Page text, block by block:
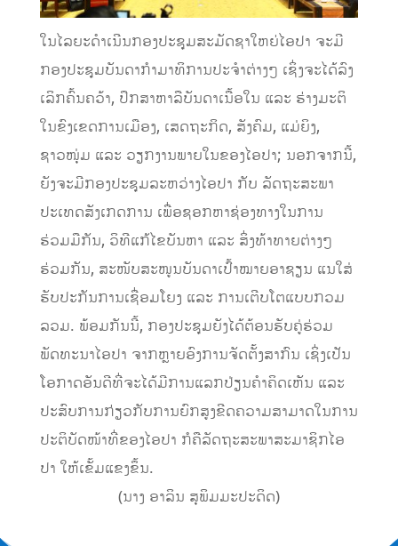
ໃນໄລຍະດໍາເນີນກອງປະຊຸມສະມັດຊາໃຫຍ່ໄອປາ ຈະມີ
ກອງປະຊຸມບັນດາກຳມາທິການປະຈຳຕ່າງໆ ເຊິ່ງຈະໄດ້ລົງ
ເລິກຄົ້ນຄວ້າ, ປຶກສາຫາລືບັນດາເນື້ອໃນ ແລະ ຮ່າງມະຕິ
ໃນຂົງເຂດການເມືອງ, ເສດຖະກິດ, ສັງຄົມ, ແມ່ຍິງ,
ຊາວໜຸ່ມ ແລະ ວຽກງານພາຍໃນຂອງໄອປາ; ນອກຈາກນີ້,
ຍັງຈະມີກອງປະຊຸມລະຫວ່າງໄອປາ ກັບ ລັດຖະສະພາ
ປະເທດສັງເກດການ ເພື່ອຊອກ​ຫາຊ່ອງທາງໃນການ
ຮ່ວມມືກັນ, ​ວິທີ​ແກ້​ໄຂ​ບັນຫາ ແລະ ສິ່ງທ້າທາຍຕ່າງໆ
ຮ່ວມກັນ, ສະ​ໜັບ​ສະ​ໜູນ​ບັນ​ດາ​ເປົ້າໝາຍ​​ອາ​ຊຽນ ແນໃສ່​
ຮັບປະກັນການ​ເຊື່ອມ​ໂຍງ ​​​ແລະ ການ​ເຕີບໂຕແບບກວມ
ລວມ. ພ້ອມກັນນີ້, ກອງປະຊຸມຍັງໄດ້ຕ້ອນຮັບຄູ່ຮ່ວມ
ພັດທະນາໄອປາ ຈາກຫຼາຍອົງການຈັດຕັ້ງສາກົນ ເຊິ່ງເປັນ
ໂອກາດອັນດີທີ່ຈະໄດ້ມີການແລກປ່ຽນຄຳຄິດເຫັນ ແລະ
ປະສົບການກ່ຽວກັບການຍົກສູງຂີດຄວາມສາມາດໃນການ
ປະຕິບັດໜ້າທີ່ຂອງໄອປາ ກໍຄືລັດຖະສະພາສະມາຊິກໄອ
ປາ ໃຫ້ເຂັ້ມແຂງຂຶ້ນ.
(ນາງ ອາລິນ ສຸພິມມະປະດິດ)